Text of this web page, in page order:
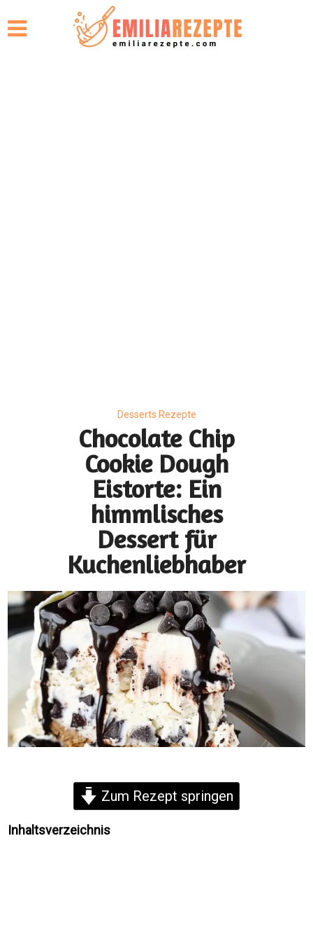
Desserts Rezepte
Chocolate Chip
Cookie Dough
Eistorte: Ein
himmlisches
Dessert für
Kuchenliebhaber
Zum Rezept springen
Inhaltsverzeichnis